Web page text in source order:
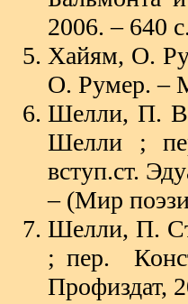
2006. – 640
Хайям, О.
О. Румер. –
Шелли, П.
Шелли ;
вступ.ст.
– (Мир
Шелли, П.
; пер.
Профиздат,